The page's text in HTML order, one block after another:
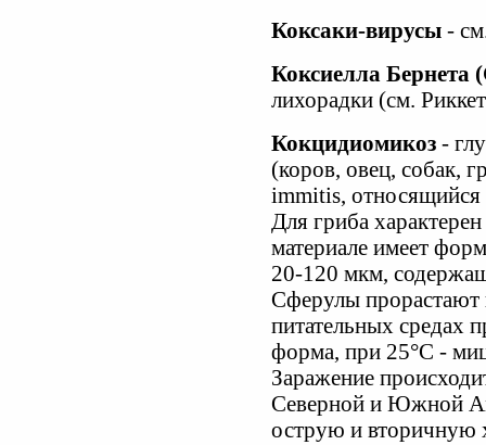
Коксаки-вирусы -
Коксиелла Бернета
лихорадки (см.
Кокцидиомикоз -
(коров, овец, собак,
immitis, относящийся
Для гриба
материале имеет
20-120 мкм,
Сферулы
питательных средах
форма, при 25°С -
Заражение
Северной и Южной
острую и вторичную